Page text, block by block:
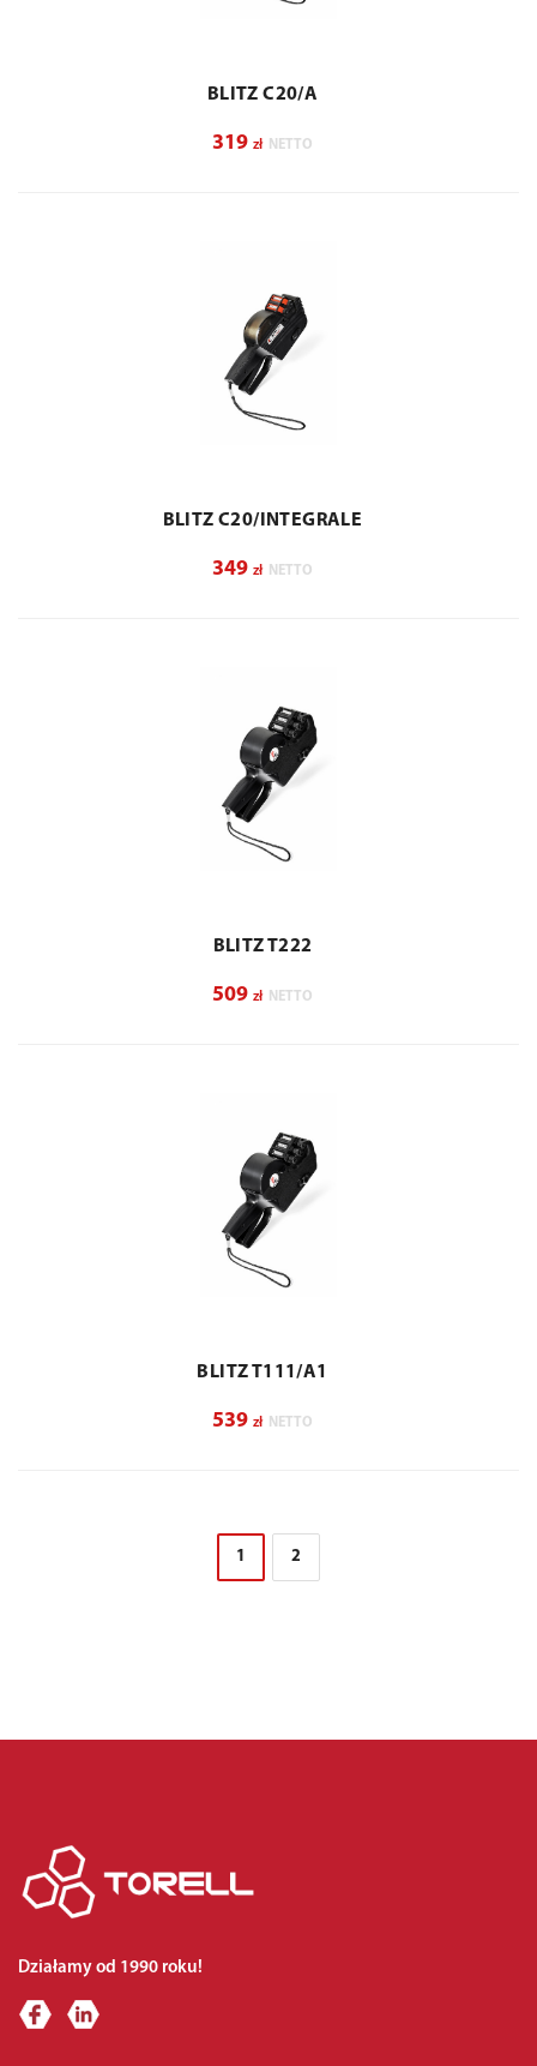
BLITZ C20/A
319 zł NETTO
BLITZ C20/INTEGRALE
349 zł NETTO
BLITZ T222
509 zł NETTO
BLITZ T111/A1
539 zł NETTO
1 2
Działamy od 1990 roku!